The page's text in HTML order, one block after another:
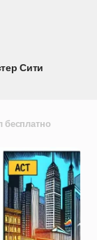
Сити
бесплатно